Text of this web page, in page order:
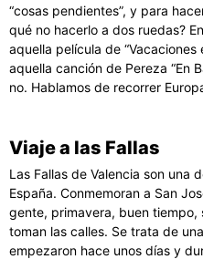
“cosas pendientes”, y para
qué no hacerlo a dos ruedas?
aquella película de
aquella canción de Pereza “En
no. Hablamos de recorrer
Viaje a las Fallas
Las Fallas de Valencia son una
España. Conmemoran a San
gente, primavera, buen tiempo,
toman las calles. Se trata de
empezaron hace unos días y